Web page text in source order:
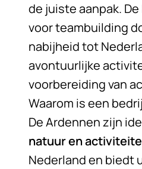
de juiste aanpak.
voor teambuilding
nabijheid tot
avontuurlijke
voorbereiding van
Waarom is een
De Ardennen zijn
natuur en
Nederland en biedt